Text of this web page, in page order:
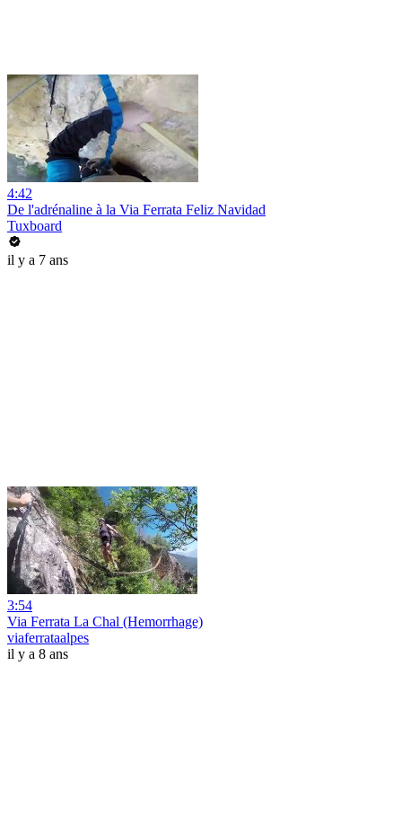
4:42
De l'adrénaline à la Via Ferrata Feliz Navidad
Tuxboard
il y a 7 ans
3:54
Via Ferrata La Chal (Hemorrhage)
viaferrataalpes
il y a 8 ans